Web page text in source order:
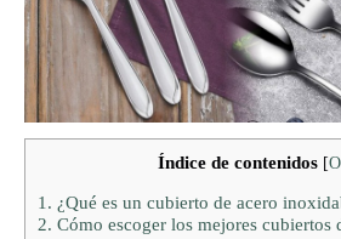
Índice de contenidos [
1. ¿Qué es un cubierto de acero
2. Cómo escoger los mejores cubiertos